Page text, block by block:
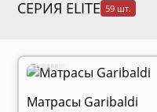
СЕРИЯ ELITE 59 шт.
6 шт.
Матрасы Garibaldi